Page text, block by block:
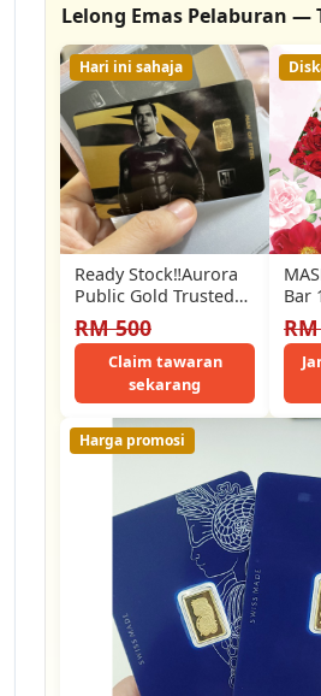
Lelong Emas Pelaburan —
Hari ini sahaja
Ready Stock‼️Aurora
Public Gold Trusted
Brand 1g Emas 999.9
Goldbar (Boleh Pilih…
RM 500
Claim tawaran
sekarang
Bar
Harga promosi